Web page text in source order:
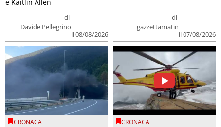
di
Davide Pellegrino
il 08/08/2026
e Kaitlin Allen
di
gazzettamatin
il 07/08/2026
CRONACA CRONACA